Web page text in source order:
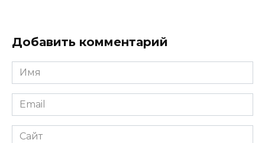
Добавить комментарий
Имя
*
Email
*
Сайт